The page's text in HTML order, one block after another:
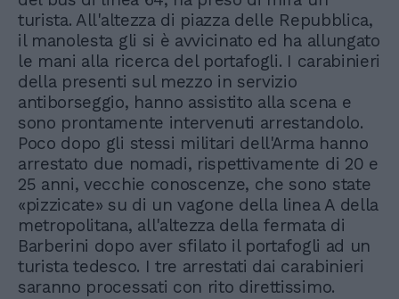
turista. All'altezza di piazza delle Repubblica,
il manolesta gli si è avvicinato ed ha allungato
le mani alla ricerca del portafogli. I carabinieri
della presenti sul mezzo in servizio
antiborseggio, hanno assistito alla scena e
sono prontamente intervenuti arrestandolo.
Poco dopo gli stessi militari dell'Arma hanno
arrestato due nomadi, rispettivamente di 20 e
25 anni, vecchie conoscenze, che sono state
«pizzicate» su di un vagone della linea A della
metropolitana, all'altezza della fermata di
Barberini dopo aver sfilato il portafogli ad un
turista tedesco. I tre arrestati dai carabinieri
saranno processati con rito direttissimo.